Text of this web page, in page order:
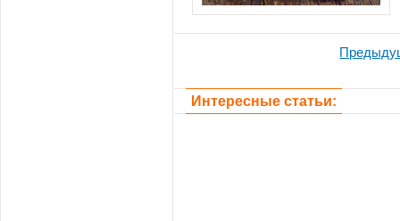
Интересные статьи: